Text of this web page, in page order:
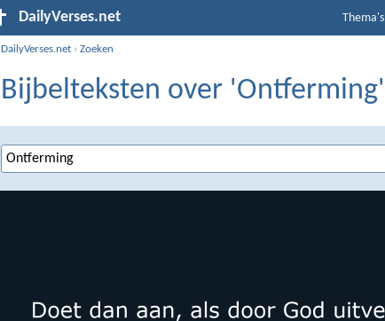
DailyVerses.net Thema's
DailyVerses.net ›Zoeken
Bijbelteksten over 'Ontferming'